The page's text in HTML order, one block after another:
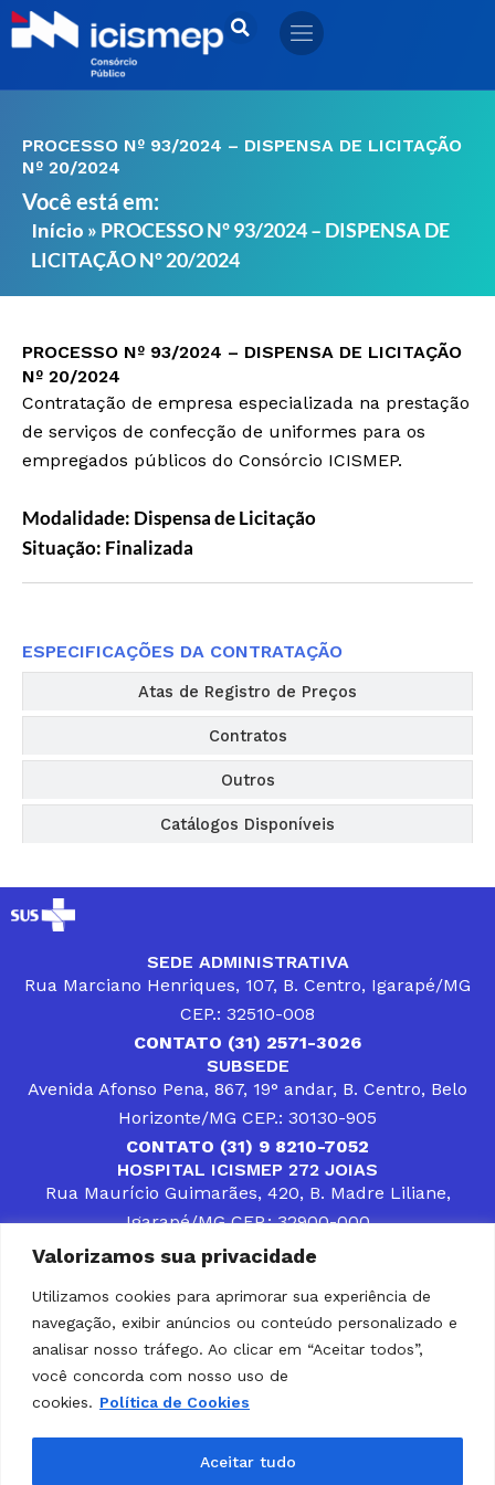
Valorizamos sua privacidade
Utilizamos cookies para aprimorar sua experiência de
navegação, exibir anúncios ou conteúdo personalizado e
analisar nosso tráfego. Ao clicar em “Aceitar todos”,
você concorda com nosso uso de
cookies. Política de Cookies
Aceitar tudo
Ir
para
PROCESSO Nº 93/2024 – DISPENSA DE LICITAÇÃO
Nº 20/2024
Você está em:
Início » PROCESSO Nº 93/2024 – DISPENSA DE
LICITAÇÃO Nº 20/2024
PROCESSO Nº 93/2024 – DISPENSA DE LICITAÇÃO
Nº 20/2024
Contratação de empresa especializada na prestação
de serviços de confecção de uniformes para os
empregados públicos do Consórcio ICISMEP.
Modalidade: Dispensa de Licitação
Situação: Finalizada
Atas de Registro de Preços
Contratos
Outros
Catálogos Disponíveis
ESPECIFICAÇÕES DA CONTRATAÇÃO
SEDE ADMINISTRATIVA
Rua Marciano Henriques, 107, B. Centro, Igarapé/MG
CEP.: 32510-008
CONTATO (31) 2571-3026
SUBSEDE
Avenida Afonso Pena, 867, 19° andar, B. Centro, Belo
Horizonte/MG CEP.: 30130-905
CONTATO (31) 9 8210-7052
HOSPITAL ICISMEP 272 JOIAS
Rua Maurício Guimarães, 420, B. Madre Liliane,
Igarapé/MG CEP.: 32900-000
CONTATOS (31) 3512-4400 ou (31) 9 8309-8660
DESENVOLVER SOLUÇÕES, AÇÕES E SERVIÇOS
PÚBLICOS QUE COMPLEMENTEM A ASSISTÊNCIA À
POPULAÇÃO DA REGIÃO EM QUE ATUA, SENDO
PARCEIRO DOS MUNICÍPIOS CONSORCIADOS NA
SOLUÇÃO DE DIFICULDADES ENFRENTADAS POR
GESTORES MUNICIPAIS, É O COMPROMISSO DO
ICISMEP.
Home Institucional Municípios